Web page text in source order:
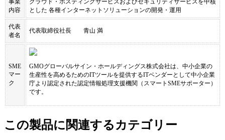
内容
とした 各種インターネットソリューションの開発・運用
代表
者名
代表取締役社長 青山 満
SME
マー
ク
GMOグローバルサイン・ホールディングス株式会社は、中小企業の
生産性を高めるためのITツールを提供するITベンダーとして中小企業
庁より認定された認定情報処理支援機関（スマートSMEサポーター）
です。
この製品に関連するカテゴリー